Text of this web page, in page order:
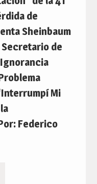
de
Sheinbaum
Secretario de
Mi
Federico